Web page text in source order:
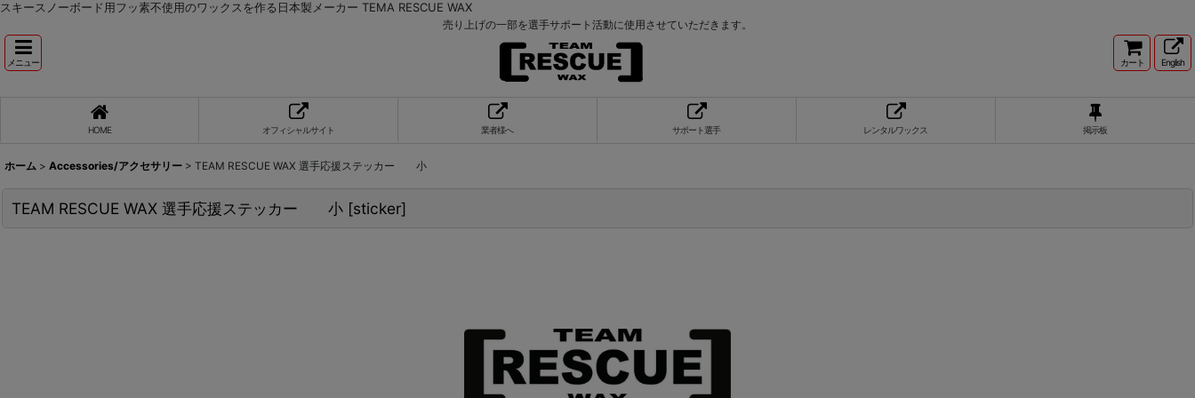
スキースノーボード用フッ素不使用のワックスを作る日本製メーカー TEMA RESCUE WAX
売り上げの一部を選手サポート活動に使用させていただきます。
メニュー カート English
HOME オフィシャルサイト 業者様へ サポート選手 レンタルワックス 掲示板
ホーム > Accessories/アクセサリー > TEAM RESCUE WAX 選手応援ステッカー 小
TEAM RESCUE WAX 選手応援ステッカー 小 [sticker]